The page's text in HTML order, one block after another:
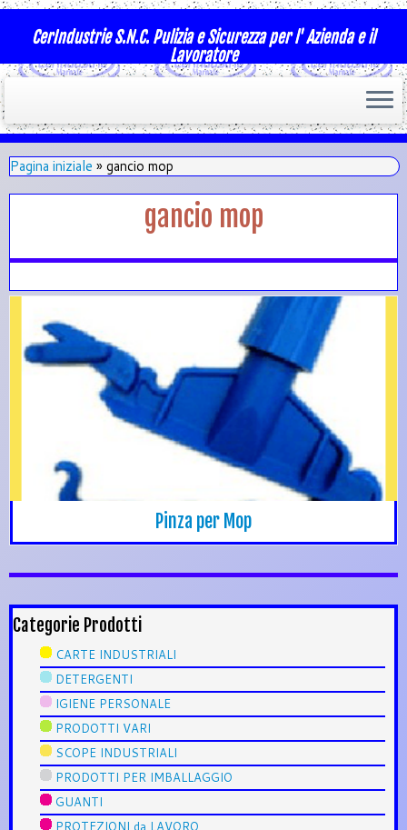
CerIndustrie S.N.C. Pulizia e Sicurezza per l' Azienda e il
Lavoratore
Pagina iniziale » gancio mop
gancio mop
Pinza per Mop
Categorie Prodotti
CARTE INDUSTRIALI
DETERGENTI
IGIENE PERSONALE
PRODOTTI VARI
SCOPE INDUSTRIALI
PRODOTTI PER IMBALLAGGIO
GUANTI
PROTEZIONI da LAVORO